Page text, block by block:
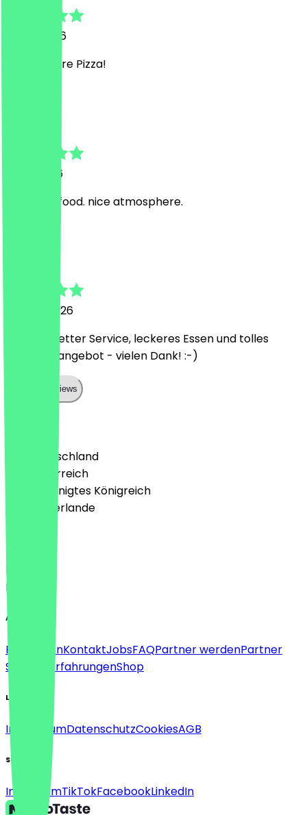
16. Juli 2026
sehr leckere Pizza!
7. Juli 2026
excellent food. nice atmosphere.
20. Juni 2026
Äußerst netter Service, leckeres Essen und tolles
Getränkeangebot - vielen Dank! :-)
Show all reviews
🇩🇪 Deutschland
🇦🇹 Österreich
🇬🇧 Vereinigtes Königreich
🇳🇱 Niederlande
Deutsch
English
About
Für FirmenKontaktJobsFAQPartner werdenPartner
Support
ErfahrungenShop
Legal
ImpressumDatenschutzCookiesAGB
Social
InstagramTikTokFacebookLinkedIn